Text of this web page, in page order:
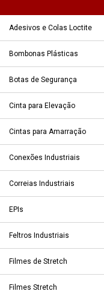
Adesivos e Colas Loctite
Bombonas Plásticas
Botas de Segurança
Cinta para Elevação
Cintas para Amarração
Conexões Industriais
Correias Industriais
EPIs
Feltros Industriais
Filmes de Stretch
Filmes Stretch